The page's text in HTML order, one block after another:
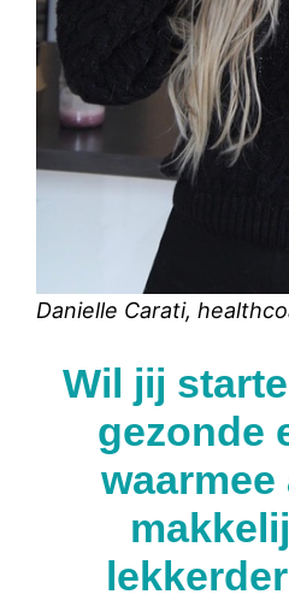
Danielle Carati,
Wil jij
gezonde
waarmee